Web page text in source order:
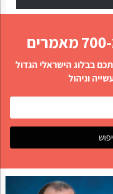
בבלוג הישראלי הגדול
וניהול